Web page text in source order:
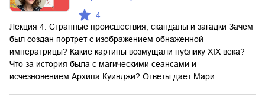
4
Лекция 4. Странные происшествия, скандалы и загадки Зачем
был создан портрет с изображением обнаженной
императрицы? Какие картины возмущали публику XIX века?
Что за история была с магическими сеансами и
исчезновением Архипа Куинджи? Ответы дает Мари…